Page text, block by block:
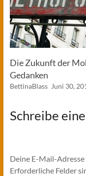
Die Zukunft der
Gedanken
BettinaBlass Juni 30,
Schreibe
Deine E-Mail-
Erforderliche Felder